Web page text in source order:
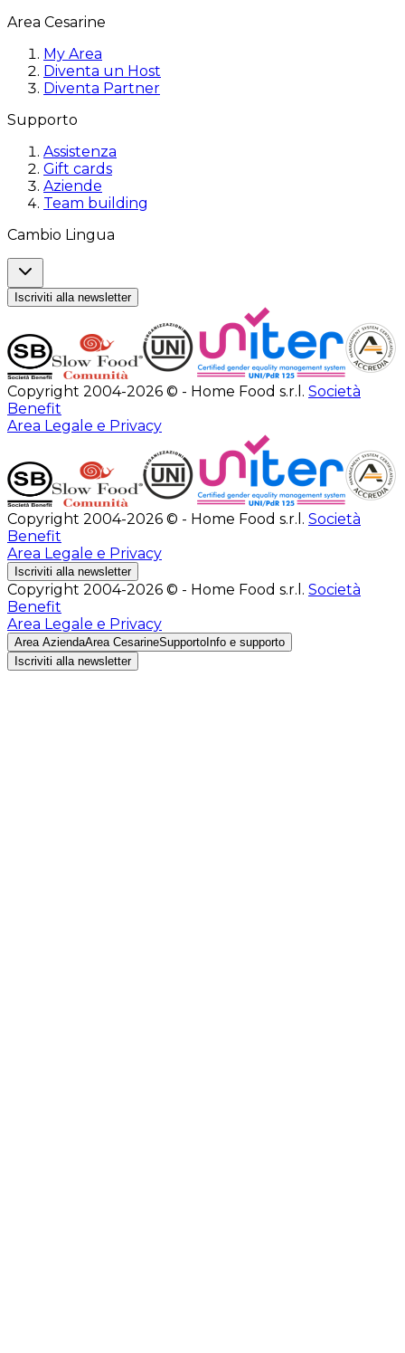
Area Cesarine
My Area
Diventa un Host
Diventa Partner
Supporto
Assistenza
Gift cards
Aziende
Team building
Cambio Lingua
Iscriviti alla newsletter
Copyright 2004-2026 © - Home Food s.r.l. Società
Benefit
Area Legale e Privacy
Copyright 2004-2026 © - Home Food s.r.l. Società
Benefit
Area Legale e Privacy
Iscriviti alla newsletter
Copyright 2004-2026 © - Home Food s.r.l. Società
Benefit
Area Legale e Privacy
Area AziendaArea CesarineSupporto Info e supporto
Iscriviti alla newsletter